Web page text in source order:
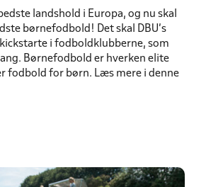
landshold i Europa, og nu skal
børnefodbold! Det skal DBU's
i fodboldklubberne, som
Børnefodbold er hverken elite
fodbold for børn. Læs mere i denne